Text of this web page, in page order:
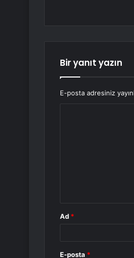
Bir yanıt yazın
E-posta adresiniz
Ad *
E-posta *